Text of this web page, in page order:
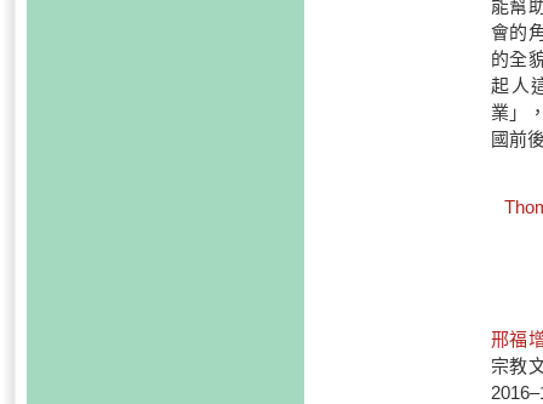
能幫
會的
的全
起人
業」
國前
邢福
宗教